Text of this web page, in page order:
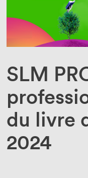
Enseignant·e·s
Bénévoles
Médias
SLM
du livre
2024